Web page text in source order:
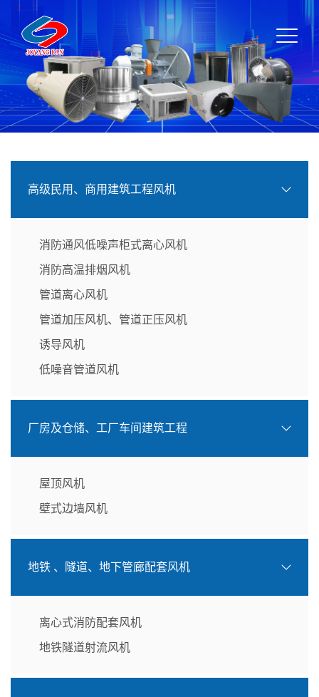
高级民用、商用建筑工程风机
消防通风低噪声柜式离心风机
消防高温排烟风机
管道离心风机
管道加压风机、管道正压风机
诱导风机
低噪音管道风机
厂房及仓储、工厂车间建筑工程
屋顶风机
壁式边墙风机
地铁 、隧道、地下管廊配套风机
离心式消防配套风机
地铁隧道射流风机